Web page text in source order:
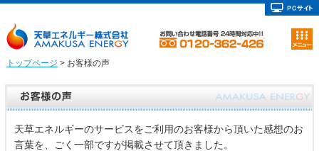
トップページ > お客様の声
天草エネルギーのサービスをご利用のお客様から頂いた感想のお
言葉を、ごく一部ですが掲載させて頂きました。